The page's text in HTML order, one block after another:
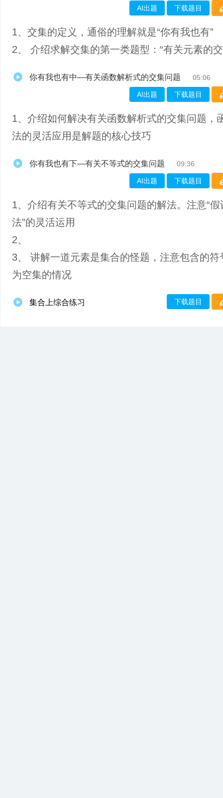
AI出题 下载题目
1、交集的定义，通俗的理解就是“你有我也有”
2、 介绍求解交集的第一类题型：“有关元素的
你有我也有中—有关函数解析式的交集问题 05:06
AI出题 下载题目
1、介绍如何解决有关函数解析式的交集问题，
法的灵活应用是解题的核心技巧
你有我也有下—有关不等式的交集问题 09:36
AI出题 下载题目
1、介绍有关不等式的交集问题的解法。注意“
法”的灵活运用
2、
3、 讲解一道元素是集合的怪题，注意包含的符
为空集的情况
集合上综合练习 下载题目